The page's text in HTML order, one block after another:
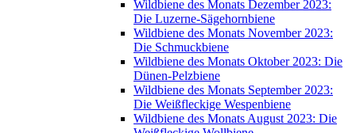
Wildbiene des Monats Dezember 2023:
Die Luzerne-Sägehornbiene
Wildbiene des Monats November 2023:
Die Schmuckbiene
Wildbiene des Monats Oktober 2023: Die
Dünen-Pelzbiene
Wildbiene des Monats September 2023:
Die Weißfleckige Wespenbiene
Wildbiene des Monats August 2023: Die